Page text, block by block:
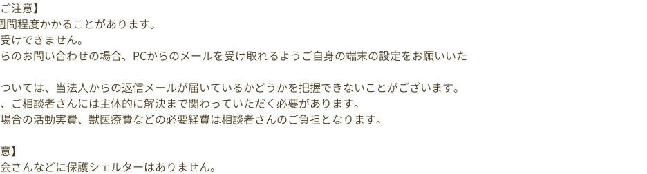
注意】
程度かかることがあります。
けできません。
のお問い合わせの場合、PCからのメールを受け取れるようご自身の端末の設定をお願いいた
いては、当法人からの返信メールが届いているかどうかを把握できないことがございます。
ご相談者さんには主体的に解決まで関わっていただく必要があります。
合の活動実費、獣医療費などの必要経費は相談者さんのご負担となります。
】
さんなどに保護シェルターはありません。